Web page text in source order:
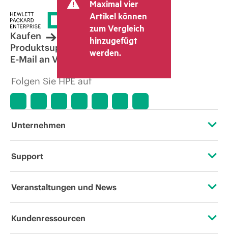
Maximal vier
Artikel können
zum Vergleich
hinzugefügt
werden.
Kaufen
Produktsupport
E-Mail an Vertrieb
Folgen Sie HPE auf
Unternehmen
Über HPE
Unternehmensverantwortung
Support
Operational Support Services
Veranstaltungen und News
Veranstaltungen
Kundenressourcen